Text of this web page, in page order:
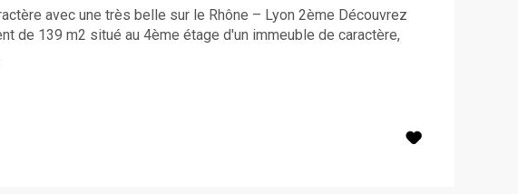
avec une très belle sur le Rhône – Lyon 2ème Découvrez
de 139 m2 situé au 4ème étage d'un immeuble de caractère,